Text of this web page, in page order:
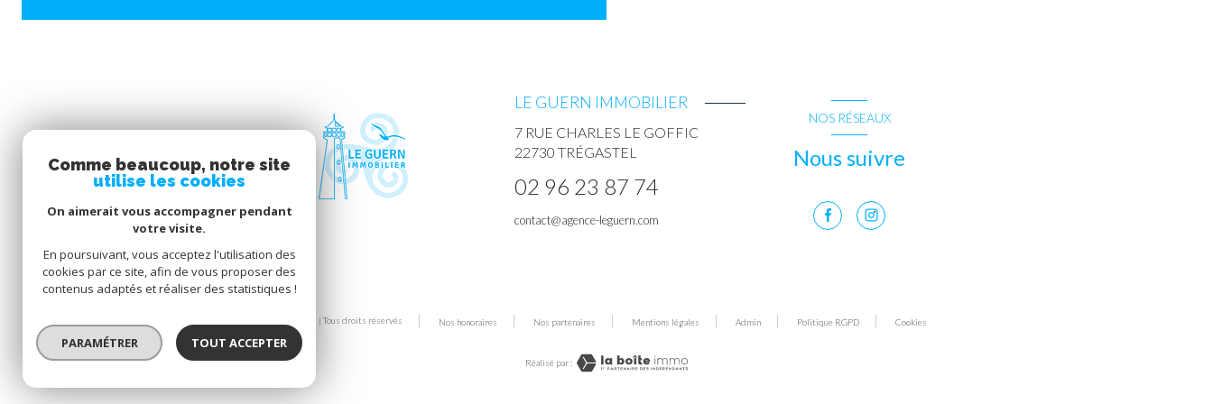
LE GUERN IMMOBILIER
7 RUE CHARLES LE GOFFIC
22730 TRÉGASTEL
02 96 23 87 74
contact@agence-leguern.com
NOS RÉSEAUX
Nous suivre
© 2026 | Tous droits réservés Nos honoraires Nos partenaires Mentions légales Admin Politique RGPD Cookies
Réalisé par :
Comme beaucoup, notre site
utilise les cookies
On aimerait vous accompagner pendant
votre visite.
En poursuivant, vous acceptez l'utilisation des
cookies par ce site, afin de vous proposer des
contenus adaptés et réaliser des statistiques !
PARAMÉTRER TOUT ACCEPTER